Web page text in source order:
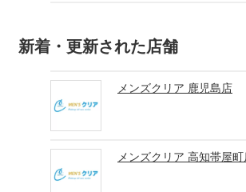
新着・更新された店舗
メンズクリア 鹿児島店
メンズクリア 高知帯屋